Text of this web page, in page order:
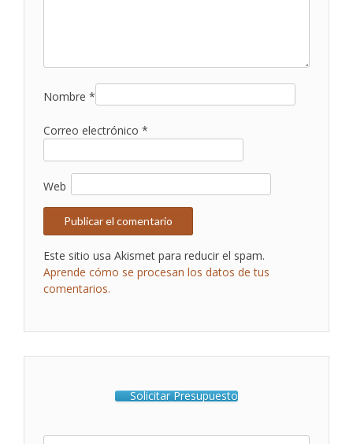
Nombre *
Correo electrónico *
Web
Este sitio usa Akismet para reducir el spam.
Aprende cómo se procesan los datos de tus
comentarios.
Solicitar Presupuesto